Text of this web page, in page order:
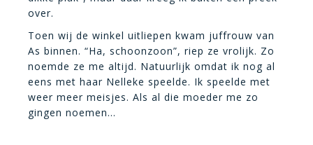
over.
Toen wij de winkel uitliepen kwam juffrouw van
As binnen. “Ha, schoonzoon”, riep ze vrolijk. Zo
noemde ze me altijd. Natuurlijk omdat ik nog al
eens met haar Nelleke speelde. Ik speelde met
weer meer meisjes. Als al die moeder me zo
gingen noemen…